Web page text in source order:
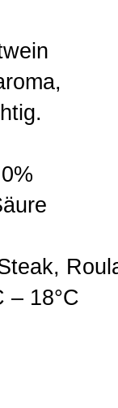
– 18°C